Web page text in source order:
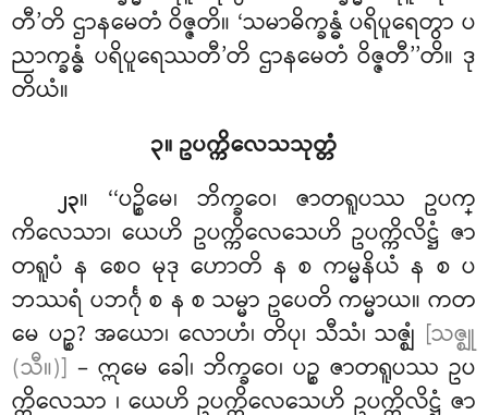
တီ’တိ ဌာနမေတံဝိဇ္ဇတိ။ ‘သမာဓိက္ခန္ဓံ ပရိပူရေတွာ ပ
ညာက္ခန္ဓံ ပရိပူရေဿတီ’တိ ဌာနမေတံ ဝိဇ္ဇတီ’’တိ။ ဒု
တိယံ။
၃။ ဥပက္ကိလေသသုတ္တံ
၂၃။ ‘‘ပဉ္စိမေ၊ ဘိက္ခဝေ၊ ဇာတရူပဿ ဥပက္
ကိလေသာ၊ ယေဟိ ဥပက္ကိလေသေဟိ ဥပက္ကိလိဋ္ဌံ ဇာ
တရူပံ န စေဝ မုဒု ဟောတိ န စ ကမ္မနိယံ န စ ပ
ဘဿရံ ပဘင်္ဂု စ န စ သမ္မာ ဥပေတိ ကမ္မာယ။ ကတ
မေ ပဉ္စ? အယော၊ လောဟံ၊ တိပု၊ သီသံ၊ သဇ္ဈံ [သဇ္ဈု
(သီ။)] – ဣမေ ခေါ၊ ဘိက္ခဝေ၊ ပဉ္စ ဇာတရူပဿ ဥပ
က္ကိလေသာ ၊ ယေဟိ ဥပက္ကိလေသေဟိ ဥပက္ကိလိဋ္ဌံ ဇာ